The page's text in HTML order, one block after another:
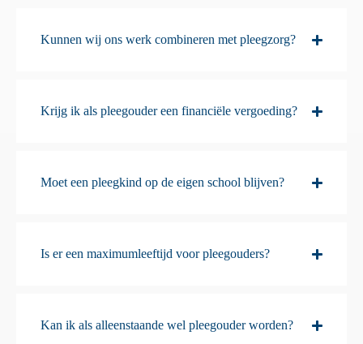
Kunnen wij ons werk combineren met pleegzorg?
Krijg ik als pleegouder een financiële vergoeding?
Moet een pleegkind op de eigen school blijven?
Is er een maximumleeftijd voor pleegouders?
Kan ik als alleenstaande wel pleegouder worden?